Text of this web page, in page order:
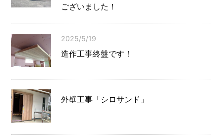
ございました！
2025/5/19
造作工事終盤です！
外壁工事「シロサンド」